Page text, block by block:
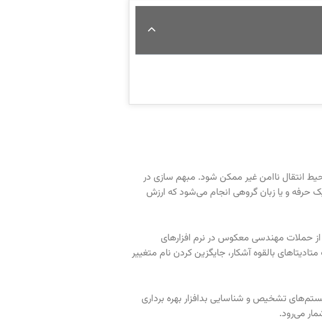
انتقال ناامن غیر ممکن شود. مبهم سازی در
حرفه و یا زبان گروهی انجام می‌شود که ارزش
حملات مهندسی معکوس در نرم افزارهای
بالقوه آشکار، جایگزین کردن نام متغییر
تشخیص و شناسایی بدافزار بهره برداری
می‌رود.